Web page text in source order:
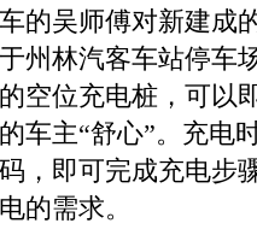
的吴师傅对新建成
州林汽客车站停车
空位充电桩，可以
车主“舒心”。充电
，即可完成充电步
的需求。